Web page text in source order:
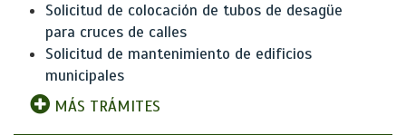
Solicitud de colocación de tubos de desagüe
para cruces de calles
Solicitud de mantenimiento de edificios
municipales
MÁS TRÁMITES